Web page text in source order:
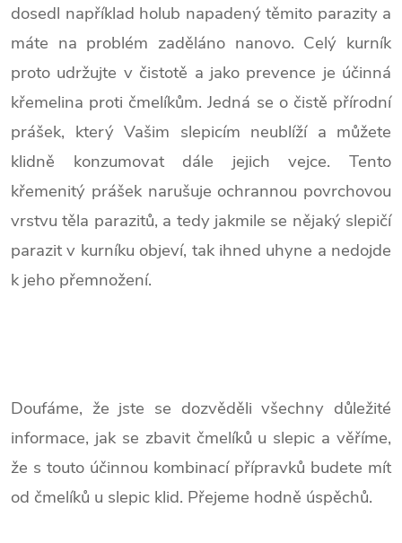
dosedl například holub napadený těmito parazity a
máte na problém zaděláno nanovo. Celý kurník
proto udržujte v čistotě a jako prevence je účinná
křemelina proti čmelíkům. Jedná se o čistě přírodní
prášek, který Vašim slepicím neublíží a můžete
klidně konzumovat dále jejich vejce. Tento
křemenitý prášek narušuje ochrannou povrchovou
vrstvu těla parazitů, a tedy jakmile se nějaký slepičí
parazit v kurníku objeví, tak ihned uhyne a nedojde
k jeho přemnožení.
Doufáme, že jste se dozvěděli všechny důležité
informace, jak se zbavit čmelíků u slepic a věříme,
že s touto účinnou kombinací přípravků budete mít
od čmelíků u slepic klid. Přejeme hodně úspěchů.